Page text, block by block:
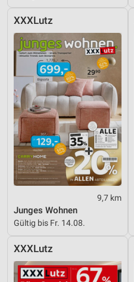
XXXLutz
9,7 km
Junges Wohnen
Gültig bis Fr. 14.08.
XXXLutz